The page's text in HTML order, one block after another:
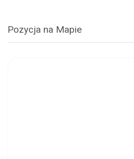
Pozycja na Mapie